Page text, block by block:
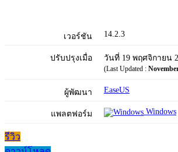
เวอร์ชัน 14.2.3
ปรับปรุงเมื่อ วันที่ 19 พฤศจิกายน
(Last Updated :
ผู้พัฒนา EaseUS
แพลตฟอร์ม Windows
รีวิว